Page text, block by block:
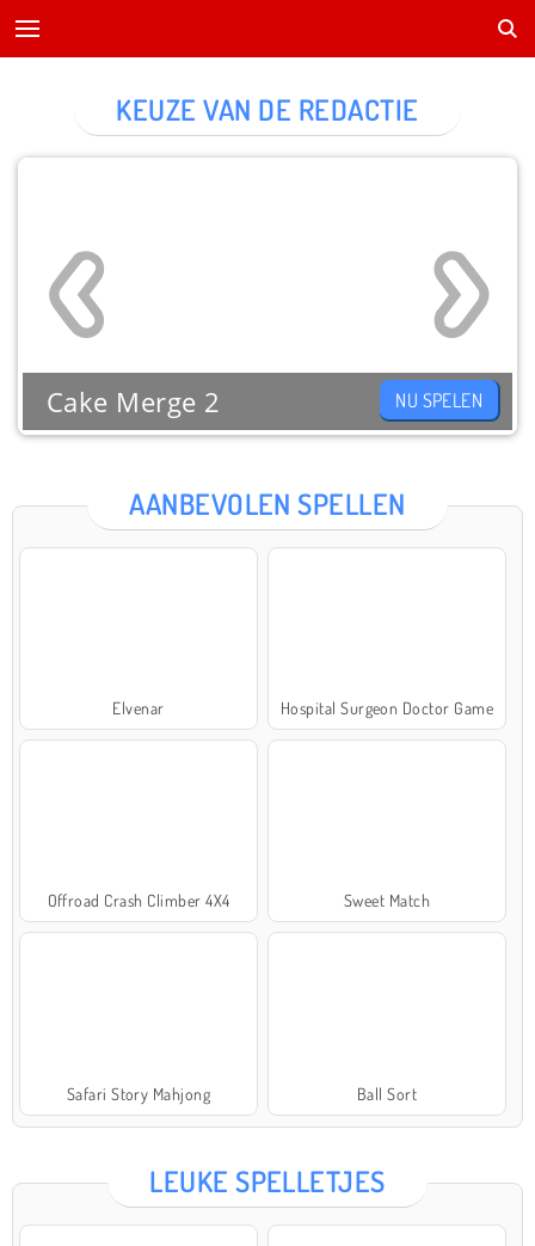
AANBEVOLEN SPELLEN
Elvenar Hospital Surgeon Doctor Game
Offroad Crash Climber 4X4 Sweet Match
Safari Story Mahjong Ball Sort
KEUZE VAN DE REDACTIE
Cake Merge 2 NU SPELEN
LEUKE SPELLETJES